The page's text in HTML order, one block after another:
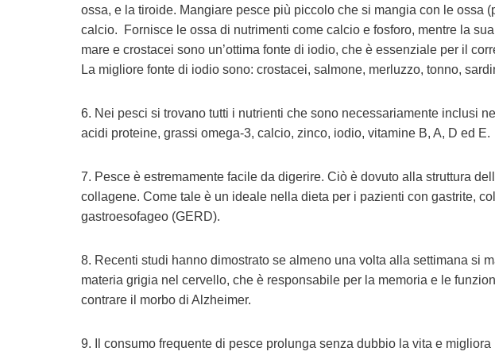
ossa, e la tiroide. Mangiare pesce più piccolo che si mangia con le ossa
calcio. Fornisce le ossa di nutrimenti come calcio e fosforo, mentre la
mare e crostacei sono un’ottima fonte di iodio, che è essenziale per il
La migliore fonte di iodio sono: crostacei, salmone, merluzzo, tonno,
6. Nei pesci si trovano tutti i nutrienti che sono necessariamente inclusi
acidi proteine, grassi omega-3, calcio, zinco, iodio, vitamine B, A, D ed E.
7. Pesce è estremamente facile da digerire. Ciò è dovuto alla struttura
collagene. Come tale è un ideale nella dieta per i pazienti con gastrite,
gastroesofageo (GERD).
8. Recenti studi hanno dimostrato se almeno una volta alla settimana si
materia grigia nel cervello, che è responsabile per la memoria e le
contrare il morbo di Alzheimer.
9. Il consumo frequente di pesce prolunga senza dubbio la vita e migliora